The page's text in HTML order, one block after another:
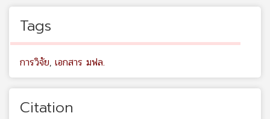
Tags
การวิจัย, เอกสาร มฟล.
Citation